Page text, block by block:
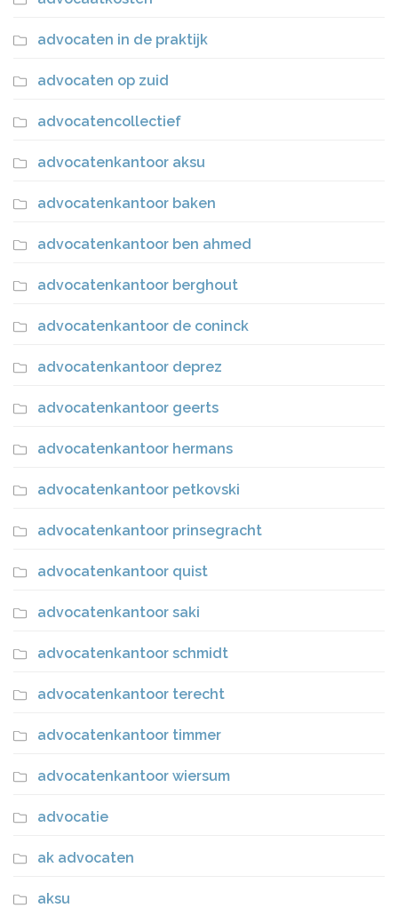
advocaten in de praktijk
advocaten op zuid
advocatencollectief
advocatenkantoor aksu
advocatenkantoor baken
advocatenkantoor ben ahmed
advocatenkantoor berghout
advocatenkantoor de coninck
advocatenkantoor deprez
advocatenkantoor geerts
advocatenkantoor hermans
advocatenkantoor petkovski
advocatenkantoor prinsegracht
advocatenkantoor quist
advocatenkantoor saki
advocatenkantoor schmidt
advocatenkantoor terecht
advocatenkantoor timmer
advocatenkantoor wiersum
advocatie
ak advocaten
aksu